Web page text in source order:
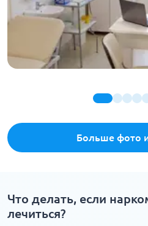
Больше фото
Что делать, если
лечиться?